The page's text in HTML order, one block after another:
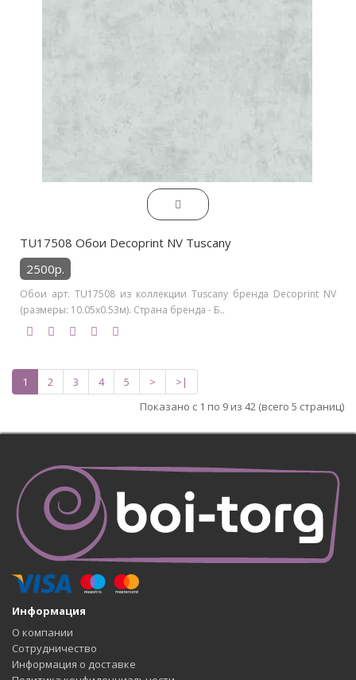
TU17508 Обои Decoprint NV Tuscany
2500р.
Обои арт. TU17508 из коллекции Tuscany бренда Decoprint NV
(размеры: 10.05х0.53м). Страна бренда - Б..
1 2 3 4 5 >
>|
Показано с 1 по 9 из 42 (всего 5 страниц)
Информация
О компании
Сотрудничество
Информация о доставке